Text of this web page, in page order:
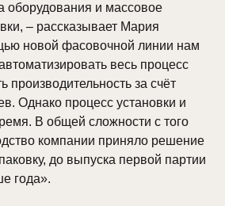
оборудования и массовое
– рассказывает Мария
новой фасовочной линии нам
весь процесс
производительность за счёт
Однако процесс установки и
В общей сложности с того
компании приняло решение
до выпуска первой партии
года».